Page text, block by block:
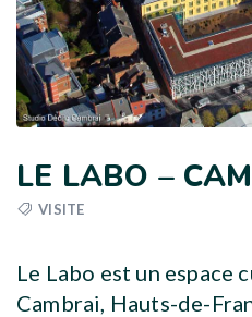
LE LABO –
VISITE
Le Labo est un espace
Cambrai, Hauts-de-